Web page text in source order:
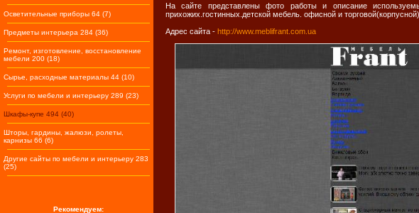
Осветительные приборы 64 (7)
Предметы интерьера 284 (36)
Ремонт, изготовление, восстановление
мебели 200 (18)
Сырье, расходные материалы 44 (10)
Услуги по мебели и интерьеру 289 (23)
Шкафы-купе 494 (40)
Шторы, гардины, жалюзи, ролеты,
карнизы 66 (6)
Другие сайты по мебели и интерьеру 283
(25)
Рекомендуем:
На сайте представлены фото работы и описание
прихожих.гостинных.детской мебель. офисной и
Адрес сайта - http://www.meblifrant.com.ua